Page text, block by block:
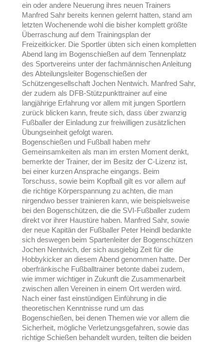
ein oder andere Neuerung ihres neuen Trainers
Manfred Sahr bereits kennen gelernt hatten, stand am
letzten Wochenende wohl die bisher komplett größte
Überraschung auf dem Trainingsplan der
Freizeitkicker. Die Sportler übten sich einen kompletten
Abend lang im Bogenschießen auf dem Tennenplatz
des Sportvereins unter der fachmännischen Anleitung
des Abteilungsleiter Bogenschießen der
Schützengesellschaft Jochen Nentwich. Manfred Sahr,
der zudem als DFB-Stützpunkttrainer auf eine
langjährige Erfahrung vor allem mit jungen Sportlern
zurück blicken kann, freute sich, dass über zwanzig
Fußballer der Einladung zur freiwilligen zusätzlichen
Übungseinheit gefolgt waren.
Bogenschießen und Fußball haben mehr
Gemeinsamkeiten als man im ersten Moment denkt,
bemerkte der Trainer, der im Besitz der C-Lizenz ist,
bei einer kurzen Ansprache eingangs. Beim
Torschuss, sowie beim Kopfball gilt es vor allem auf
die richtige Körperspannung zu achten, die man
nirgendwo besser trainieren kann, wie beispielsweise
bei den Bogenschützen, die die SVI-Fußballer zudem
direkt vor ihrer Haustüre haben. Manfred Sahr, sowie
der neue Kapitän der Fußballer Peter Heindl bedankte
sich deswegen beim Spartenleiter der Bogenschützen
Jochen Nentwich, der sich ausgiebig Zeit für die
Hobbykicker an diesem Abend genommen hatte. Der
oberfränkische Fußballtrainer betonte dabei zudem,
wie immer wichtiger in Zukunft die Zusammenarbeit
zwischen allen Vereinen in einem Ort werden wird.
Nach einer fast einstündigen Einführung in die
theoretischen Kenntnisse rund um das
Bogenschießen, bei denen Themen wie vor allem die
Sicherheit, mögliche Verletzungsgefahren, sowie das
richtige Schießen behandelt wurden, teilten die beiden